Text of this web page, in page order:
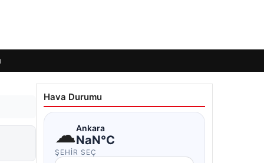
Hava Durumu
☁Ankara
NaN°C
ŞEHIR SEÇ